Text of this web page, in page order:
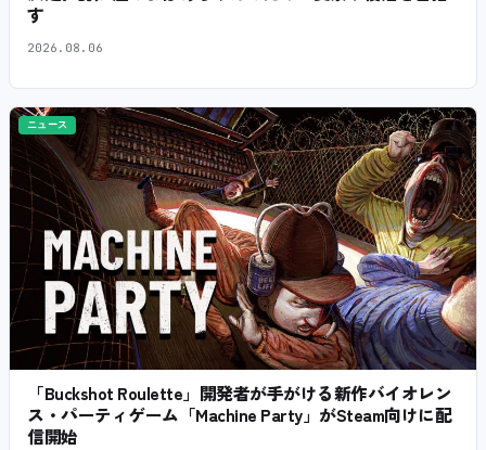
す
2026.08.06
ニュース
「Buckshot Roulette」開発者が手がける新作バイオレン
ス・パーティゲーム「Machine Party」がSteam向けに配
信開始